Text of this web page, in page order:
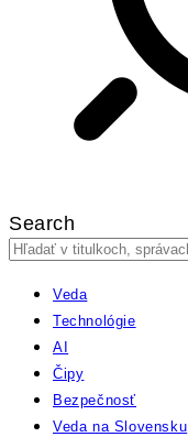
Search
Veda
Technológie
AI
Čipy
Bezpečnosť
Veda na Slovensku